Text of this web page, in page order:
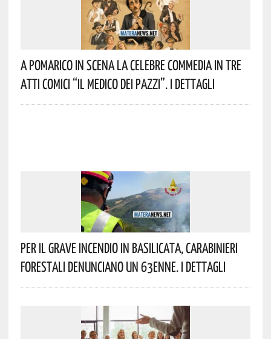
A Pomarico In Scena La Celebre Commedia In Tre
Atti Comici “Il Medico Dei Pazzi”. I Dettagli
Per Il Grave Incendio In Basilicata, Carabinieri
Forestali Denunciano Un 63enne. I Dettagli